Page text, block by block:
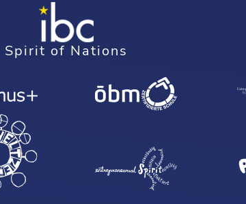
Spirit of Nations